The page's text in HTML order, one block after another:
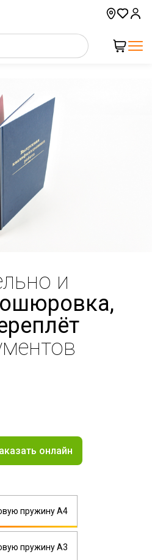
и
онлайн
пружину А4
пружину А3